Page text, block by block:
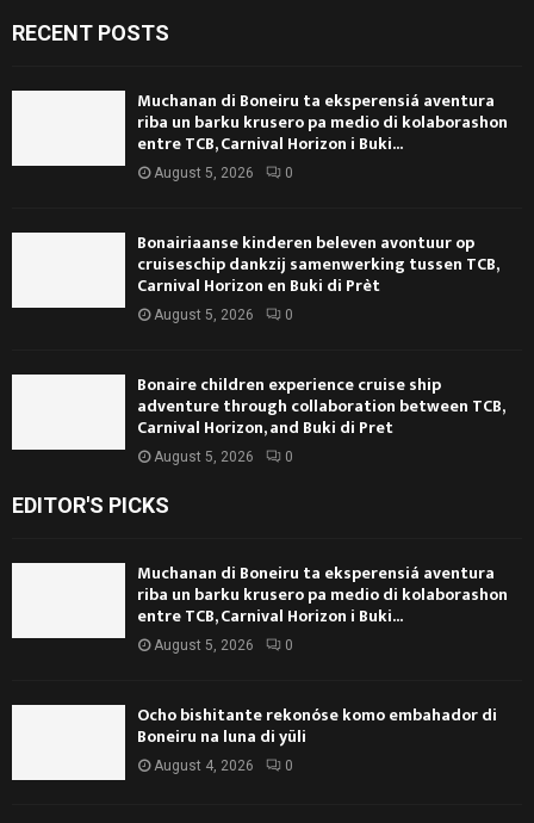
RECENT POSTS
Muchanan di Boneiru ta eksperensiá aventura
riba un barku krusero pa medio di kolaborashon
entre TCB, Carnival Horizon i Buki...
August 5, 2026 0
Bonairiaanse kinderen beleven avontuur op
cruiseschip dankzij samenwerking tussen TCB,
Carnival Horizon en Buki di Prèt
August 5, 2026 0
Bonaire children experience cruise ship
adventure through collaboration between TCB,
Carnival Horizon, and Buki di Pret
August 5, 2026 0
EDITOR'S PICKS
Muchanan di Boneiru ta eksperensiá aventura
riba un barku krusero pa medio di kolaborashon
entre TCB, Carnival Horizon i Buki...
August 5, 2026 0
Ocho bishitante rekonóse komo embahador di
Boneiru na luna di yüli
August 4, 2026 0